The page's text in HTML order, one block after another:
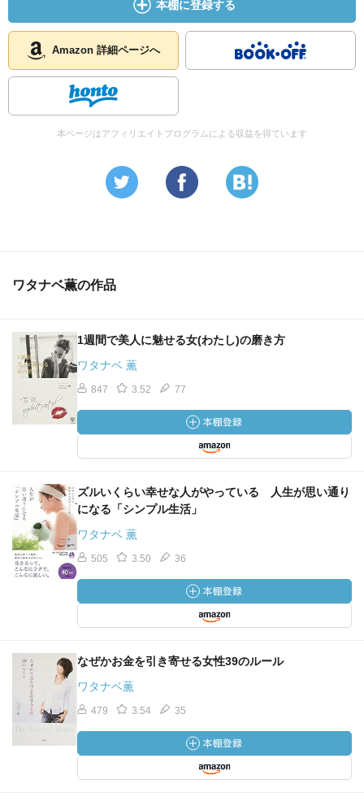
分に言葉がけをしているのと同じことだからです・・・中
略・・・
人げ放った言葉は、自分に声がけしているのと同じ効果
があるからです（ｐ１４７）
・つらいことは 消化して、浄化して、昇華すること（ｐ
１６４）
・幸運って、努力がチャンスに巡りあうことよ（ｐ１６
ことになります（ｐ１７３）
・あなたの人生に入れていいものは、あなたの好きなも
の、お気に入りのもの、あなたの気分が上がるものだけで
す（ｐ２１７）
・人生で大切なこと。愛と笑いと感謝の心（ｐ２２４）
は寂しい そういうもんだと思っている（樹木希林）
一人暮らしで恋人いないときって寂しくない？
先日そう聞かれたけど、自分には当てはまらなかった。
そのときは、1行目の自分を取り戻している期間だったのと
友人や家族といても心が孤独だと感じたことがあるからだ
物理的に一人でいて感じる孤独以上に、人といるのに感じ
「男らしさ」「女らしさ」この言葉選びはそんなに好きじ
ゃないので、もし自分が近い意味で言われるなら「強さ」
って表現してほしいかも。
美しい女性は内面の強さを感じる。
＞大人の人間関係は広く浅くではなく狭く深くが、幸せの
コッです（ワタナベ薫）
せです。なぜでしょうか? なぜなら友だちが多ければ、付き
合いが多くなる、お金もかかる、時間も取られる、人と違
うことや、嫌われることを恐れている人々などは特に、自
分を見失ってしまい、誰かの意見に合わせてしまいがちで
す。それよりも、自分らしく生きていき、本当に心許す数
少ない友人を持つほうがずっと幸せです。
精神的自立のコツは依存先を沢山作ることだと聞いたこと
がある。
極端な話、信頼できる友人が1人いて、いつもその方と遊ん
でいたら楽だとは思うけど、リスクも感じる。人間から入
る情報に偏りがでたり、その友人と何らかの理由で付き合
い続けるのが難しくなった時、自分を保てるのか。
友達が沢山いても、1人の友人の死は辛かったよ。
本棚に登録する
Amazon 詳細ページへ
本ページはアフィリエイトプログラムによる収益を得ています
ワタナベ薫の作品
1週間で美人に魅せる女(わたし)の磨き方
ワタナベ 薫
847 3.52 77
ズルいくらい幸せな人がやっている 人生が思い通り
になる「シンプル生活」
ワタナベ 薫
505 3.50 36
なぜかお金を引き寄せる女性39のルール
ワタナベ薫
479 3.54 35